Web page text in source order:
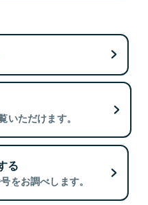
いただけます。
る
をお調べします。